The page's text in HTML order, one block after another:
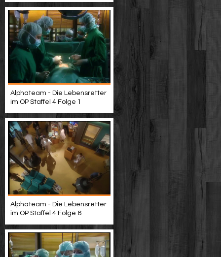
Alphateam - Die Lebensretter
im OP Staffel 4 Folge 1
Alphateam - Die Lebensretter
im OP Staffel 4 Folge 6